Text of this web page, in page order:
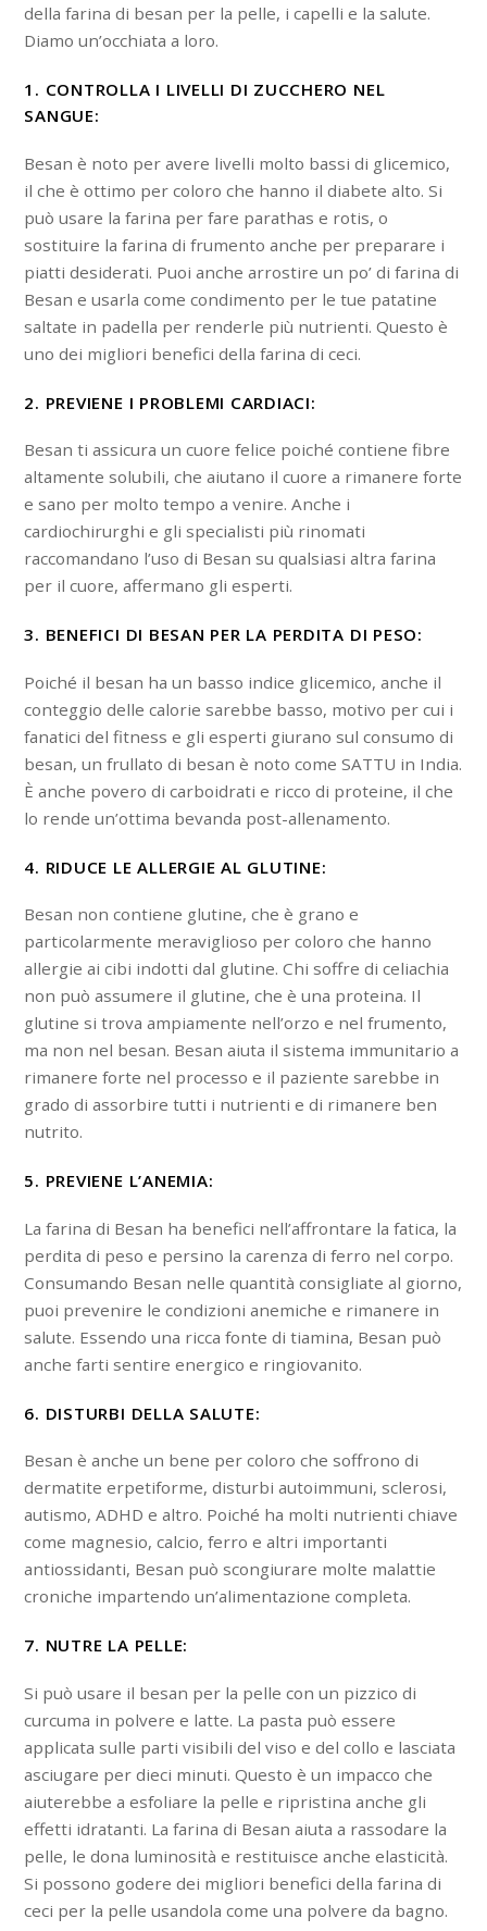
della farina di besan per la pelle, i capelli e la salute.
Diamo un’occhiata a loro.
1. CONTROLLA I LIVELLI DI ZUCCHERO NEL
SANGUE:
Besan è noto per avere livelli molto bassi di glicemico,
il che è ottimo per coloro che hanno il diabete alto. Si
può usare la farina per fare parathas e rotis, o
sostituire la farina di frumento anche per preparare i
piatti desiderati. Puoi anche arrostire un po’ di farina di
Besan e usarla come condimento per le tue patatine
saltate in padella per renderle più nutrienti. Questo è
uno dei migliori benefici della farina di ceci.
2. PREVIENE I PROBLEMI CARDIACI:
Besan ti assicura un cuore felice poiché contiene fibre
altamente solubili, che aiutano il cuore a rimanere forte
e sano per molto tempo a venire. Anche i
cardiochirurghi e gli specialisti più rinomati
raccomandano l’uso di Besan su qualsiasi altra farina
per il cuore, affermano gli esperti.
3. BENEFICI DI BESAN PER LA PERDITA DI PESO:
Poiché il besan ha un basso indice glicemico, anche il
conteggio delle calorie sarebbe basso, motivo per cui i
fanatici del fitness e gli esperti giurano sul consumo di
besan, un frullato di besan è noto come SATTU in India.
È anche povero di carboidrati e ricco di proteine, il che
lo rende un’ottima bevanda post-allenamento.
4. RIDUCE LE ALLERGIE AL GLUTINE:
Besan non contiene glutine, che è grano e
particolarmente meraviglioso per coloro che hanno
allergie ai cibi indotti dal glutine. Chi soffre di celiachia
non può assumere il glutine, che è una proteina. Il
glutine si trova ampiamente nell’orzo e nel frumento,
ma non nel besan. Besan aiuta il sistema immunitario a
rimanere forte nel processo e il paziente sarebbe in
grado di assorbire tutti i nutrienti e di rimanere ben
nutrito.
5. PREVIENE L’ANEMIA:
La farina di Besan ha benefici nell’affrontare la fatica, la
perdita di peso e persino la carenza di ferro nel corpo.
Consumando Besan nelle quantità consigliate al giorno,
puoi prevenire le condizioni anemiche e rimanere in
salute. Essendo una ricca fonte di tiamina, Besan può
anche farti sentire energico e ringiovanito.
6. DISTURBI DELLA SALUTE:
Besan è anche un bene per coloro che soffrono di
dermatite erpetiforme, disturbi autoimmuni, sclerosi,
autismo, ADHD e altro. Poiché ha molti nutrienti chiave
come magnesio, calcio, ferro e altri importanti
antiossidanti, Besan può scongiurare molte malattie
croniche impartendo un’alimentazione completa.
7. NUTRE LA PELLE:
Si può usare il besan per la pelle con un pizzico di
curcuma in polvere e latte. La pasta può essere
applicata sulle parti visibili del viso e del collo e lasciata
asciugare per dieci minuti. Questo è un impacco che
aiuterebbe a esfoliare la pelle e ripristina anche gli
effetti idratanti. La farina di Besan aiuta a rassodare la
pelle, le dona luminosità e restituisce anche elasticità.
Si possono godere dei migliori benefici della farina di
ceci per la pelle usandola come una polvere da bagno.